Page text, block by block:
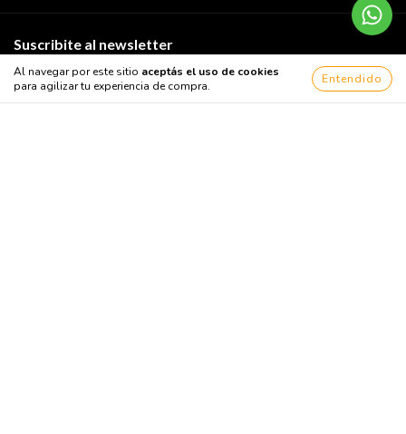
Al navegar por este sitio aceptás el uso de cookies
para agilizar tu experiencia de compra.
Entendido
Suscribite al newsletter